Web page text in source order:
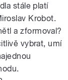
stále platí
Krobot.
a zformoval?
vybrat, umí